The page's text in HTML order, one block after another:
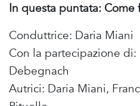
In questa puntata:
Conduttrice: Daria Miani
Con la partecipazione
Debegnach
Autrici: Daria Miani,